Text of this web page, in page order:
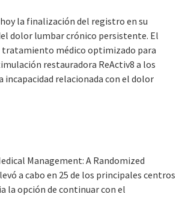
la finalización del registro en su
dolor lumbar crónico persistente. El
tratamiento médico optimizado para
restauradora ReActiv8 a los
relacionada con el dolor
Management: ARandomized
a cabo en 25 de los principales centros
la opción de continuar con el